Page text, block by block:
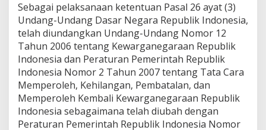
n
d
a
Sebagai pelaksanaan ketentuan Pasal 26 ayat (3)
Undang-Undang Dasar Negara Republik Indonesia,
telah diundangkan Undang-Undang Nomor 12
Tahun 2006 tentang Kewarganegaraan Republik
Indonesia dan Peraturan Pemerintah Republik
Indonesia Nomor 2 Tahun 2007 tentang Tata Cara
Memperoleh, Kehilangan, Pembatalan, dan
Memperoleh Kembali Kewarganegaraan Republik
Indonesia sebagaimana telah diubah dengan
Peraturan Pemerintah Republik Indonesia Nomor